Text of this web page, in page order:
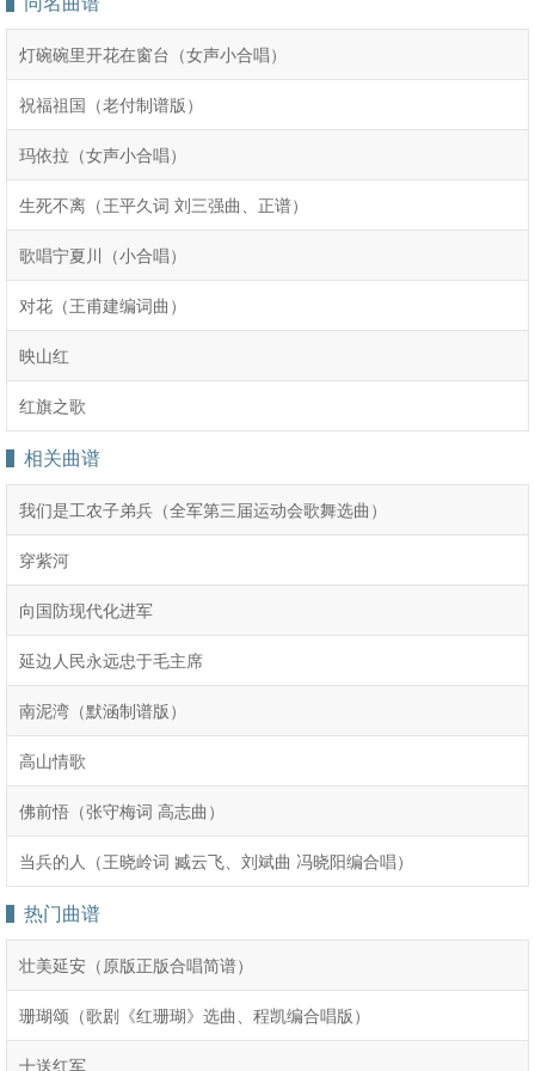
灯碗碗里开花在窗台（女声小合唱）
祝福祖国（老付制谱版）
玛依拉（女声小合唱）
生死不离（王平久词 刘三强曲、正谱）
歌唱宁夏川（小合唱）
对花（王甫建编词曲）
映山红
红旗之歌
相关曲谱
我们是工农子弟兵（全军第三届运动会歌舞选曲）
穿紫河
向国防现代化进军
延边人民永远忠于毛主席
南泥湾（默涵制谱版）
​高山情歌
佛前悟（张守梅词 高志曲）
当兵的人（王晓岭词 臧云飞、刘斌曲 冯晓阳编合唱）
热门曲谱
壮美延安（原版正版合唱简谱）
珊瑚颂（歌剧《红珊瑚》选曲、程凯编合唱版）
十送红军